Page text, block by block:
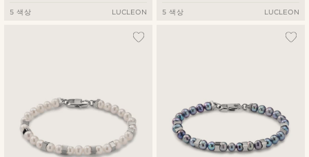
5 색상 LUCLEON 5 색상 LUCLEON